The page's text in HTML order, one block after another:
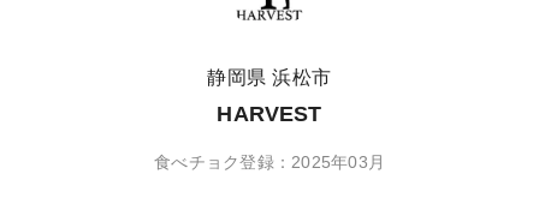
静岡県 浜松市
HARVEST
食べチョク登録：2025年03月